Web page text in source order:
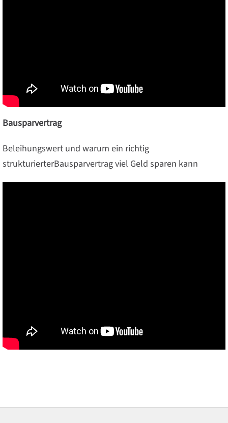
Bausparvertrag
Beleihungswert und warum ein richtig
strukturierterBausparvertrag viel Geld sparen kann